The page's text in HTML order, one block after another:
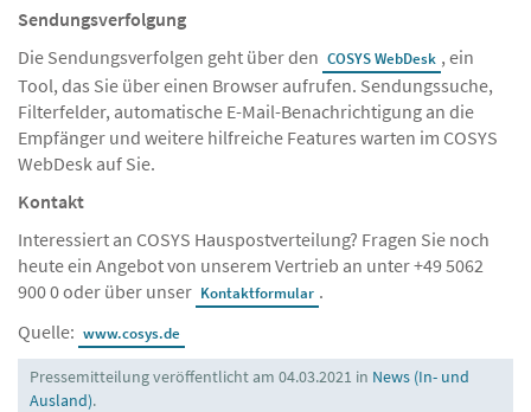
Sendungsverfolgung
Die Sendungsverfolgen geht über den COSYS WebDesk , ein
Tool, das Sie über einen Browser aufrufen. Sendungssuche,
Filterfelder, automatische E-Mail-Benachrichtigung an die
Empfänger und weitere hilfreiche Features warten im COSYS
WebDesk auf Sie.
Kontakt
Interessiert an COSYS Hauspostverteilung? Fragen Sie noch
heute ein Angebot von unserem Vertrieb an unter +49 5062
900 0 oder über unser Kontaktformular .
Quelle: www.cosys.de
Pressemitteilung veröffentlicht am 04.03.2021 in News (In- und
Ausland).